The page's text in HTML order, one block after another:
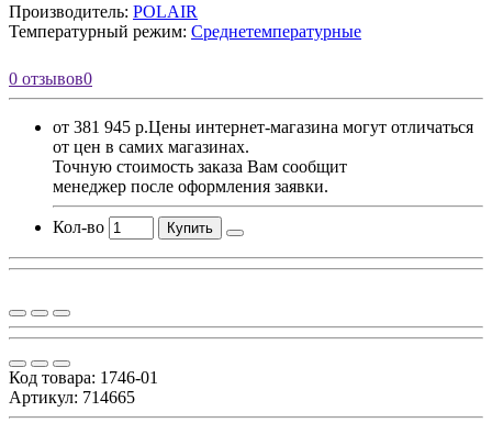
Производитель: POLAIR
Температурный режим: Среднетемпературные
0 отзывов0
от 381 945 р.Цены интернет-магазина могут отличаться
от цен в самих магазинах.
Точную стоимость заказа Вам сообщит
менеджер после оформления заявки.
Кол-во Купить
Код товара: 1746-01
Артикул: 714665